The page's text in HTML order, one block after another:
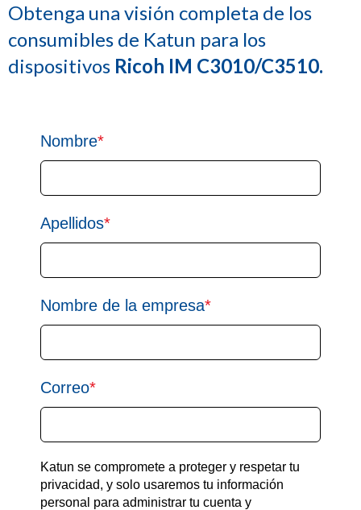
Obtenga una visión completa de los
consumibles de Katun para los
dispositivos Ricoh IM C3010/C3510.
Nombre*
Apellidos*
Nombre de la empresa*
Correo*
Katun se compromete a proteger y respetar tu
privacidad, y solo usaremos tu información
personal para administrar tu cuenta y